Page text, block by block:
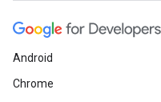
Android
Chrome